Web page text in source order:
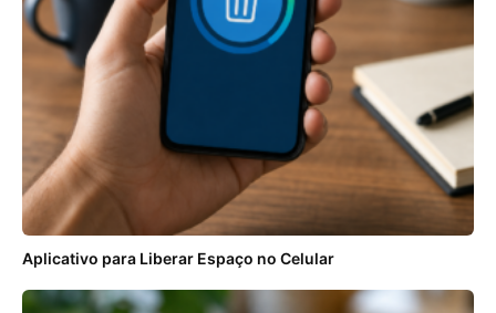
Aplicativo para Liberar Espaço no Celular